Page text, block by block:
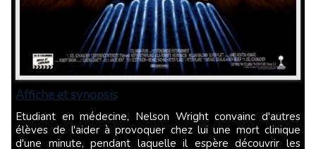
Affiche et synopsis
Etudiant en médecine, Nelson Wright convainc d'autres
élèves de l'aider à provoquer chez lui une mort clinique
d'une minute, pendant laquelle il espère découvrir les